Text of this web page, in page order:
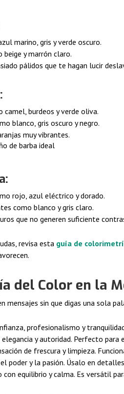
marino, gris y verde oscuro.
y marrón claro.
pálidos que te hagan lucir
burdeos y verde oliva.
blanco, gris oscuro y negro.
muy vibrantes.
rojo, azul eléctrico y dorado.
como blanco y gris claro.
que no generen suficiente
revisa esta guía de
del Color en la
mensajes sin que digas una sola
profesionalismo y
elegancia y autoridad. Perfecto
de frescura y limpieza.
poder y la pasión. Úsalo en
con equilibrio y calma. Es versátil